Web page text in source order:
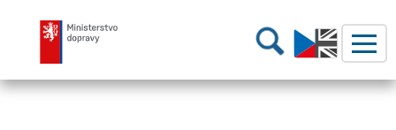
Ministerstvo dopravy Hledání